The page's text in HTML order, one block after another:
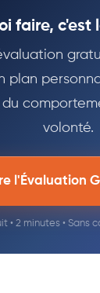
faire, c'est
plan
volonté.
l'Évaluation
• 2 minutes • Sans